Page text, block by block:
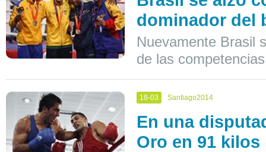
dominador del
Nuevamente Brasil
de las
18-03 Santiago2014
En una
Oro en 91 kilos